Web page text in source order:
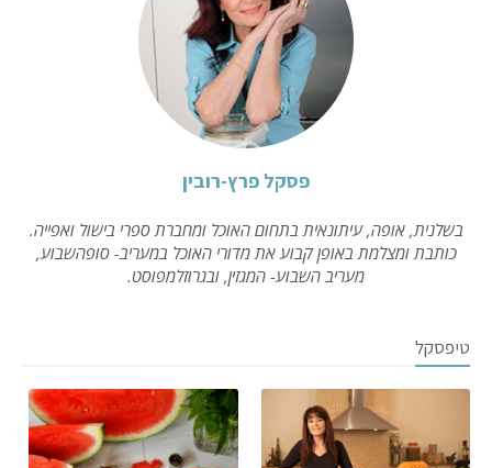
פסקל פרץ-רובין
בשלנית, אופה, עיתונאית בתחום האוכל ומחברת ספרי בישול ואפייה.
כותבת ומצלמת באופן קבוע את מדורי האוכל במעריב- סופהשבוע,
מעריב השבוע- המגזין, ובגרוזלמפוסט.
טיפסקל